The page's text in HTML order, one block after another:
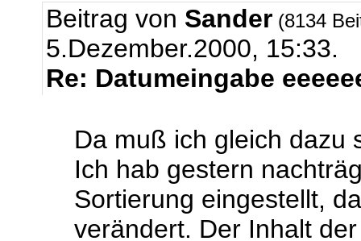
Beitrag von Sander (8134
5.Dezember.2000, 15:33.
Re: Datumeingabe
Da muß ich gleich dazu
Ich hab gestern
Sortierung eingestellt,
verändert. Der Inhalt